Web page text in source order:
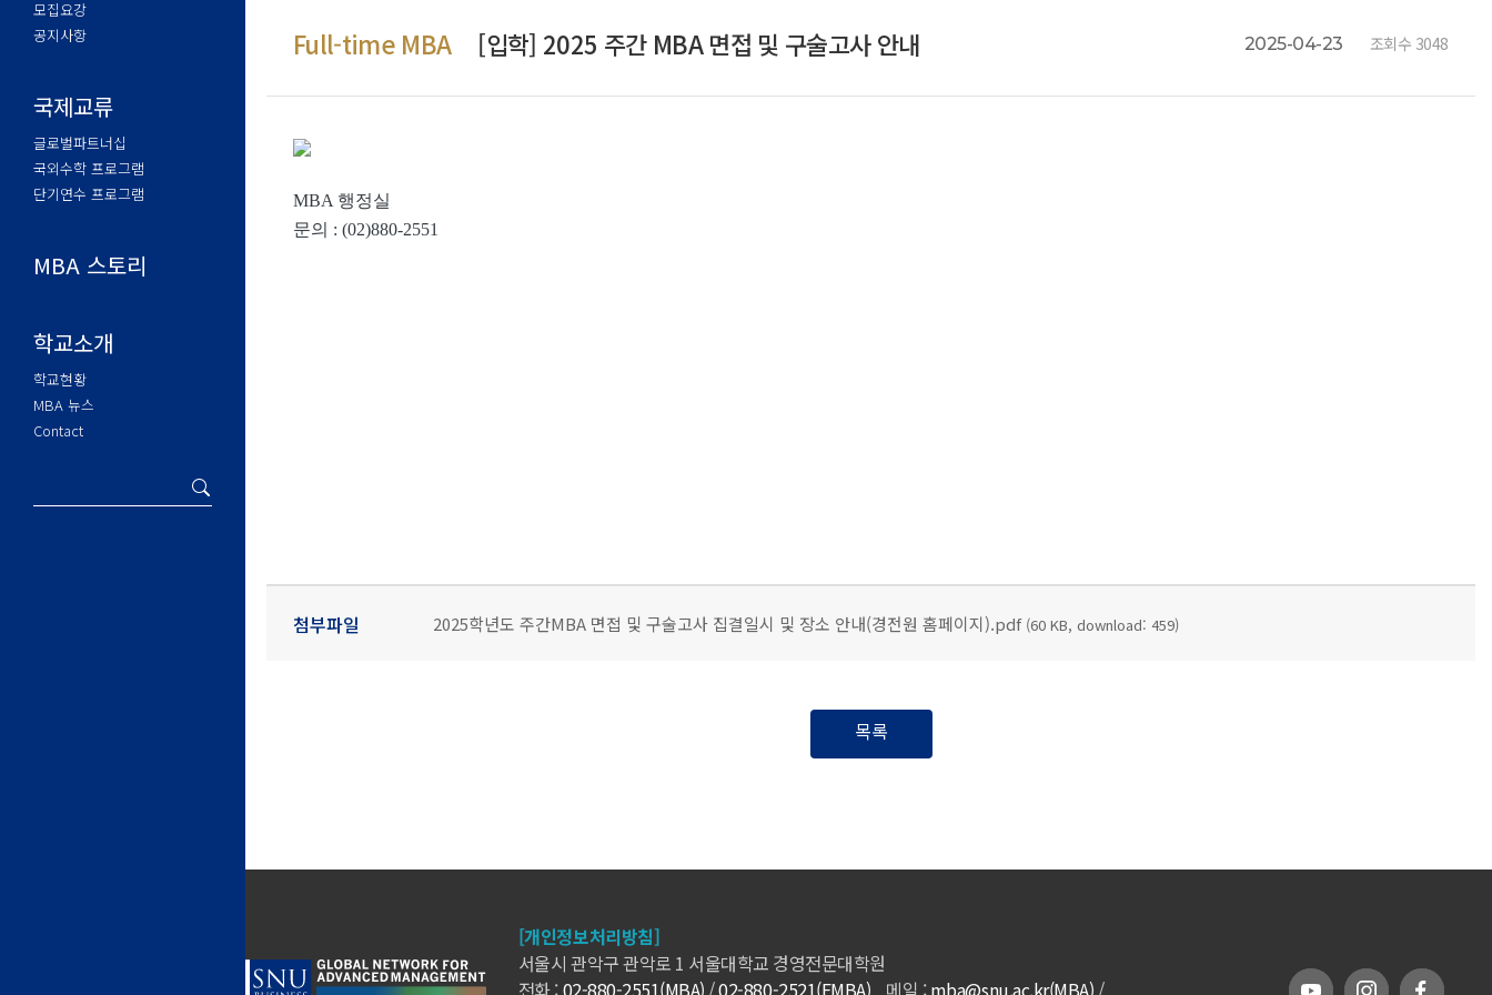
모집요강
공지사항
국제교류
글로벌파트너십
국외수학 프로그램
단기연수 프로그램
MBA 스토리
학교소개
학교현황
MBA 뉴스
Contact
Full-time MBA [입학] 2025 주간 MBA 면접 및 구술고사 안내 2025-04-23 조회수 3048
MBA 행정실
문의 : (02)880-2551
첨부파일 2025학년도 주간MBA 면접 및 구술고사 집결일시 및 장소 안내(경전원 홈페이지).pdf (60 KB, download: 459)
목록
[개인정보처리방침]
서울시 관악구 관악로 1 서울대학교 경영전문대학원